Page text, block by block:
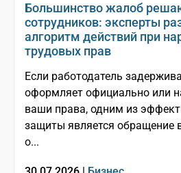
Большинство жалоб
сотрудников: эксперты
алгоритм действий при
трудовых прав
Если работодатель
оформляет официально или
ваши права, одним из
защиты является обращение
о...